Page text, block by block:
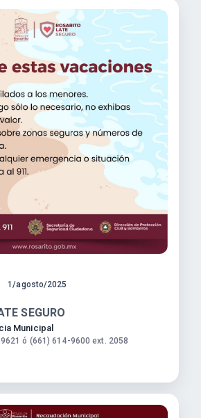
1/agosto/2025
SEGURO
Municipal
ó (661) 614-9600 ext. 2058